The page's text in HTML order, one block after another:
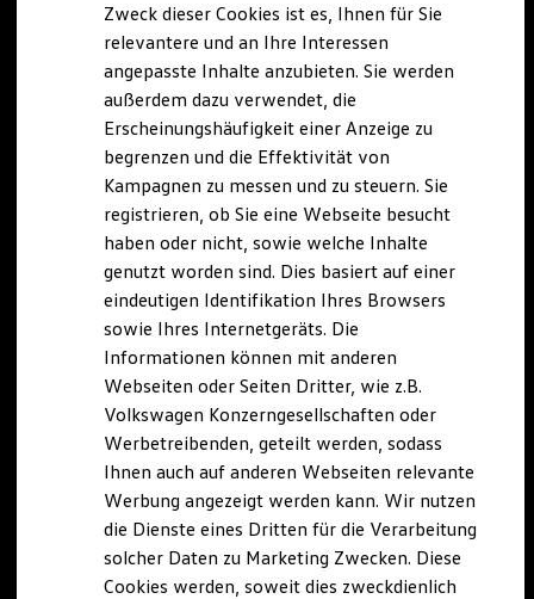
Kaufoptionen
E-Auto-Förderung
Software und Konnektivität
Die ID. Software 6
ID. Software Versionen und Updates
Digitale Extras
Schnittstellen zu Ihrem ID.
Hybridautos
Marke und Erlebnis
Volkswagen R und R Experience
R-Modelle
R Experience
Driving Experience
Volkswagen entdecken
Werkbesichtigung
Lifestyle Shop
T-Roc Kollektion
Golf Kollektion
ID. Kollektion
Volkswagen Kollektion
R-Kollektion
GTI Kollektion
Fußball Drop
we drive football
#wedriveproud
Besitzer und Service
Zweck dieser Cookies ist es, Ihnen für Sie
relevantere und an Ihre Interessen
angepasste Inhalte anzubieten. Sie werden
außerdem dazu verwendet, die
Erscheinungshäufigkeit einer Anzeige zu
begrenzen und die Effektivität von
Kampagnen zu messen und zu steuern. Sie
registrieren, ob Sie eine Webseite besucht
haben oder nicht, sowie welche Inhalte
genutzt worden sind. Dies basiert auf einer
eindeutigen Identifikation Ihres Browsers
sowie Ihres Internetgeräts. Die
Informationen können mit anderen
Webseiten oder Seiten Dritter, wie z.B.
Volkswagen Konzerngesellschaften oder
Werbetreibenden, geteilt werden, sodass
Ihnen auch auf anderen Webseiten relevante
Werbung angezeigt werden kann. Wir nutzen
die Dienste eines Dritten für die Verarbeitung
solcher Daten zu Marketing Zwecken. Diese
Cookies werden, soweit dies zweckdienlich